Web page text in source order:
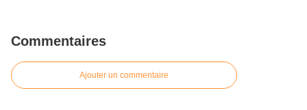
Commentaires
Ajouter un commentaire